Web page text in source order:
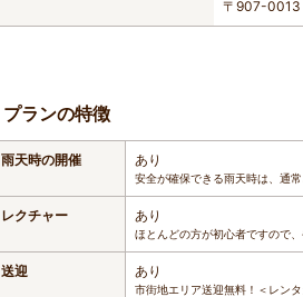
〒907-0013
プランの特徴
雨天時の開催 あり
安全が確保できる雨天時は、通
レクチャー あり
ほとんどの方が初心者ですので
送迎 あり
市街地エリア送迎無料！＜レン